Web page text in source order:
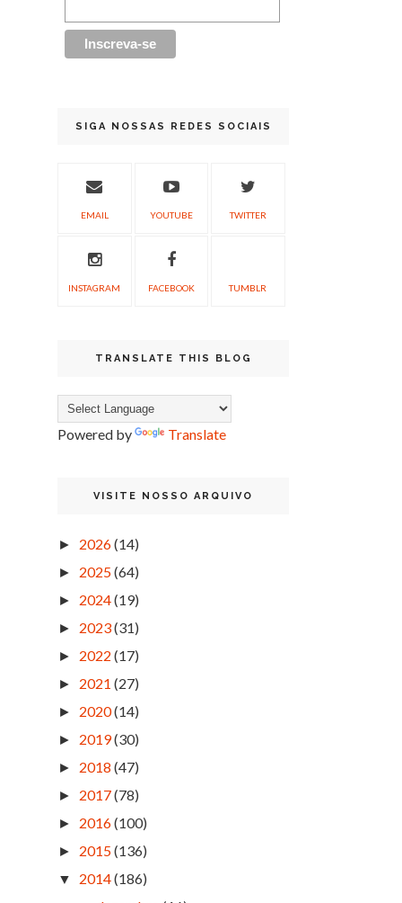
SIGA NOSSAS REDES SOCIAIS
EMAIL YOUTUBE TWITTER
INSTAGRAM FACEBOOK TUMBLR
TRANSLATE THIS BLOG
Powered by Translate
VISITE NOSSO ARQUIVO
► 2026(14)
► 2025(64)
► 2024(19)
► 2023(31)
► 2022 (17)
► 2021 (27)
► 2020(14)
► 2019(30)
► 2018 (47)
► 2017(78)
► 2016(100)
► 2015(136)
▼ 2014(186)